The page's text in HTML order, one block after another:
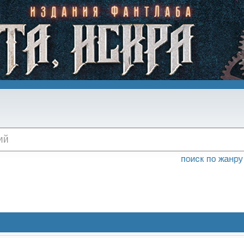
поиск по жанру